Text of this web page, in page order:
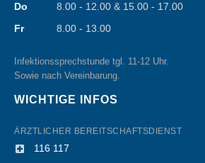
Do
8.00 - 12.00 & 15.00 - 17.00
Fr
8.00 - 13.00
Infektionssprechstunde tgl. 11-12 Uhr.
Sowie nach Vereinbarung.
WICHTIGE INFOS
ÄRZTLICHER BEREITSCHAFTSDIENST
116 117